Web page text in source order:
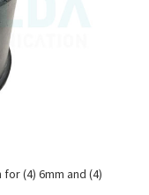
(4) 6mm and (4)